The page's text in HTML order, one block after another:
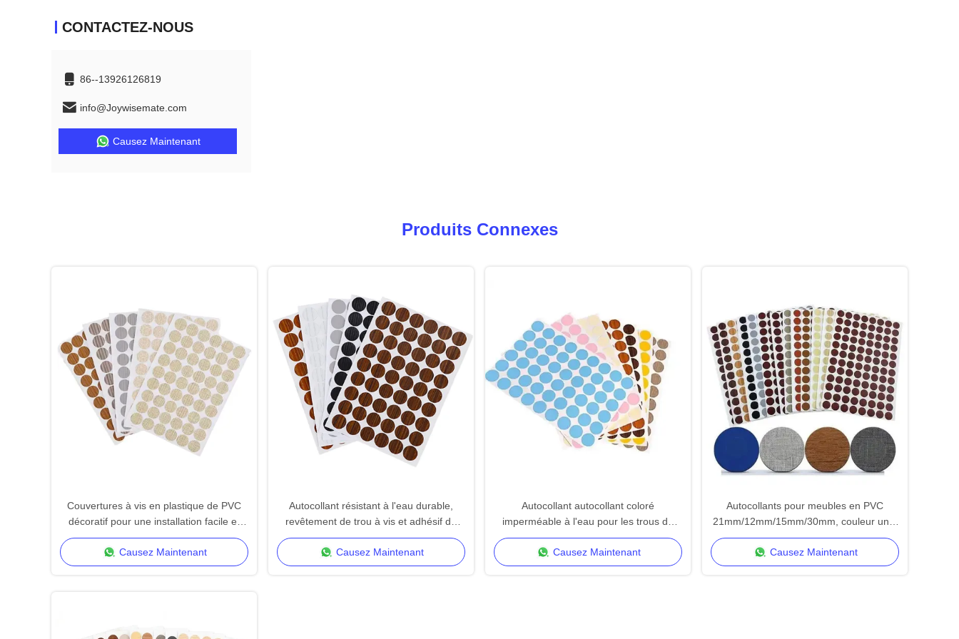
CONTACTEZ-NOUS
86--13926126819
info@Joywisemate.com
Causez Maintenant
Produits Connexes
Couvertures à vis en plastique de PVC
décoratif pour une installation facile et
une réparation des surfaces des meubles
Causez Maintenant
Autocollant résistant à l'eau durable,
revêtement de trou à vis et adhésif de
réparation de surface pour meubles en
bois
Causez Maintenant
Autocollant autocollant coloré
imperméable à l'eau pour les trous de
meubles
Causez Maintenant
Autocollants pour meubles en PVC
21mm/12mm/15mm/30mm, couleur unie
mate, personnalisables
Causez Maintenant